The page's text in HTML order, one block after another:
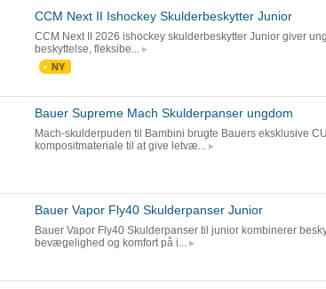
CCM Next II Ishockey Skulderbeskytter Junior
CCM Next II 2026 ishockey skulderbeskytter Junior giver
beskyttelse, fleksibe...
NY
Bauer Supreme Mach Skulderpanser ungdom
Mach-skulderpuden til Bambini brugte Bauers eksklusive
kompositmateriale til at give letvæ...
Bauer Vapor Fly40 Skulderpanser Junior
Bauer Vapor Fly40 Skulderpanser til junior kombinerer
bevægelighed og komfort på i...